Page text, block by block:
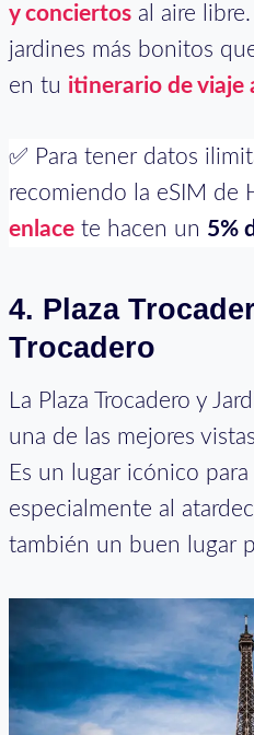
y conciertos al aire
jardines más bonitos
en tu itinerario de viaje
✅ Para tener datos
recomiendo la eSIM de
enlace te hacen un 5%
4. Plaza
Trocadero
La Plaza Trocadero y
una de las mejores
Es un lugar icónico
especialmente al
también un buen lugar